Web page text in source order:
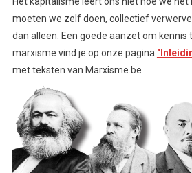
moeten we zelf doen, collectief
dan alleen. Een goede aanzet om
marxisme vind je op onze pagina
met teksten van Marxisme.be